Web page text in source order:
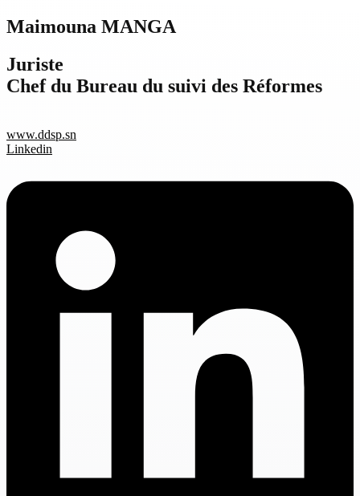
Maimouna MANGA
Juriste
Chef du Bureau du suivi des Réformes
www.ddsp.sn
Linkedin